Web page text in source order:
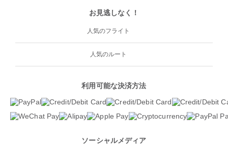
お見逃しなく！
人気のフライト
人気のルート
利用可能な決済方法
ソーシャルメディア